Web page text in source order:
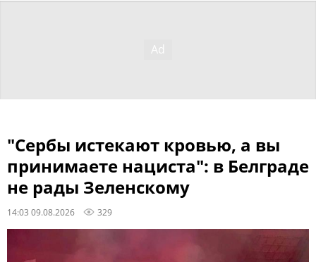
"Сербы истекают кровью, а вы
принимаете нациста": в Белграде
не рады Зеленскому
14:03 09.08.2026 329